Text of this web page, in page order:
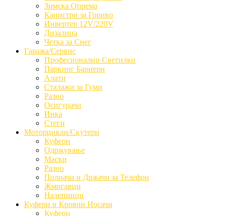
Зимска Опрема
Канистри за Гориво
Инвертер 12V/220V
Дизалица
Четка за Снег
Гаража/Сервис
Професионални Светилки
Паркинг Бариери
Алати
Сталажи за Гуми
Разно
Осигурачи
Инка
Стеги
Моторцикли/Скутери
Куфери
Одржување
Маски
Разно
Полначи и Држачи за Телефон
Жмигавци
Налепници
Куфери и Кровни Носачи
Куфери